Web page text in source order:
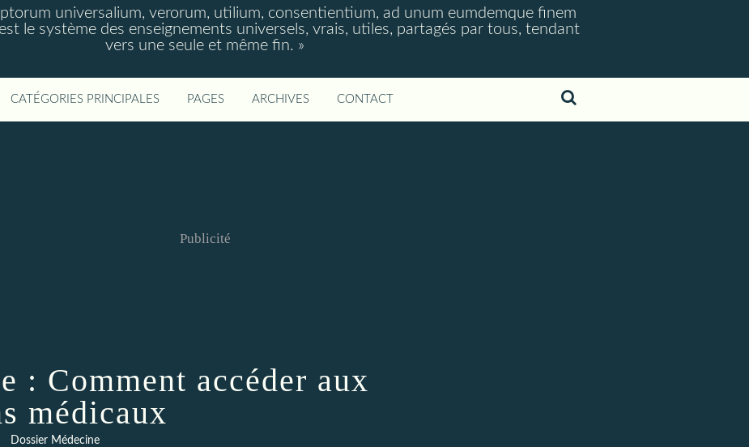
universalium, verorum, utilium, consentientium, ad unum eumdemque finem
le système des enseignements universels, vrais, utiles, partagés par tous, tendant
vers une seule et même fin. »
CATÉGORIES PRINCIPALES PAGES ARCHIVES CONTACT
Publicité
: Comment accéder aux
médicaux
Dossier Médecine